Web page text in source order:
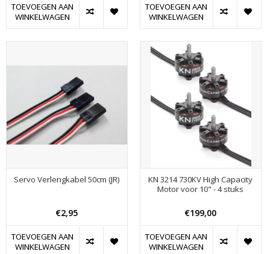
TOEVOEGEN AAN
WINKELWAGEN
TOEVOEGEN AAN
WINKELWAGEN
Servo Verlengkabel 50cm (JR)
€2,95
TOEVOEGEN AAN
WINKELWAGEN
KN 3214 730KV High Capacity
Motor voor 10" - 4 stuks
€199,00
TOEVOEGEN AAN
WINKELWAGEN